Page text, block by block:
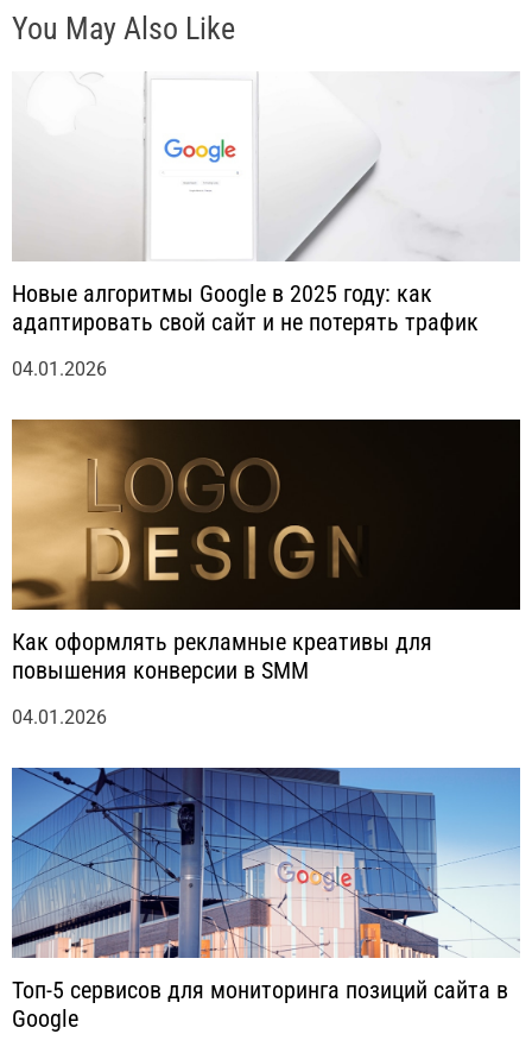
You May Also Like
Новые алгоритмы Google в 2025 году: как
адаптировать свой сайт и не потерять трафик
04.01.2026
Как оформлять рекламные креативы для
повышения конверсии в SMM
04.01.2026
Топ-5 сервисов для мониторинга позиций сайта в
Google